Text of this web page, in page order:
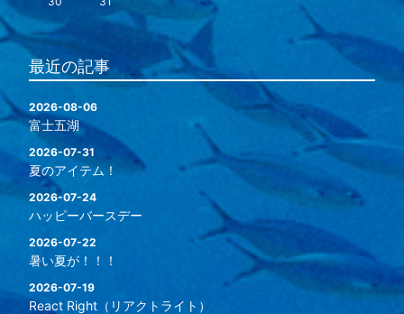
最近の記事
2026-08-06
富士五湖
2026-07-31
夏のアイテム！
2026-07-24
ハッピーバースデー
2026-07-22
暑い夏が！！！
2026-07-19
React Right（リアクトライト）